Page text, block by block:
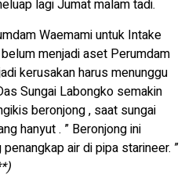
lagi Jumat malam tadi.
Waemami untuk Intake
menjadi aset Perumdam
kerusakan harus menunggu
Sungai Labongko semakin
beronjong , saat sungai
hanyut . ” Beronjong ini
air di pipa starineer. ”